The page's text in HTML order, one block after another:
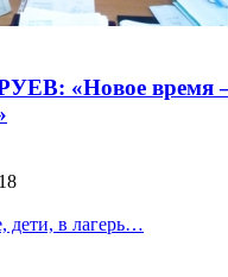
«Новое время